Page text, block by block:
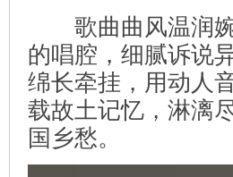
歌曲曲风温润婉
的唱腔，细腻诉说
绵长牵挂，用动人
载故土记忆，淋漓
国乡愁。